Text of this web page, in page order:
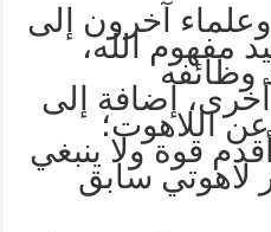
آخرون إلى
مفهوم الله،
وظائفه
إضافة إلى
اللاهوت؛
قوة ولا ينبغي
لاهوتي سابق